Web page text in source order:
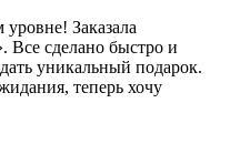
Заказала
сделано быстро и
уникальный подарок.
теперь хочу